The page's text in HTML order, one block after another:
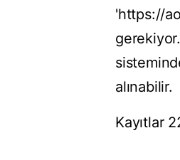
'https://
alınabilir.
Kayıtlar